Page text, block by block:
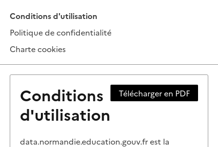
Conditions d'utilisation
Politique de confidentialité
Charte cookies
Télécharger en PDF
Conditions
d'utilisation
data.normandie.education.gouv.fr est la